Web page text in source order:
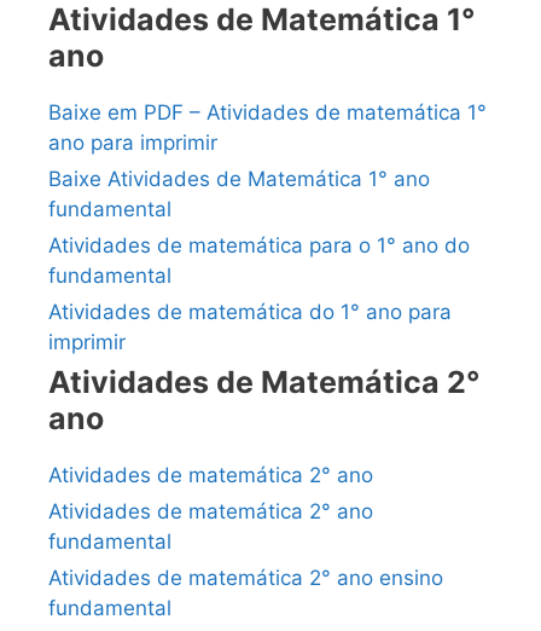
Atividades de Matemática 1°
ano
Baixe em PDF – Atividades de matemática 1°
ano para imprimir
Baixe Atividades de Matemática 1° ano
fundamental
Atividades de matemática para o 1° ano do
fundamental
Atividades de matemática do 1° ano para
imprimir
Atividades de Matemática 2°
ano
Atividades de matemática 2° ano
Atividades de matemática 2° ano
fundamental
Atividades de matemática 2° ano ensino
fundamental